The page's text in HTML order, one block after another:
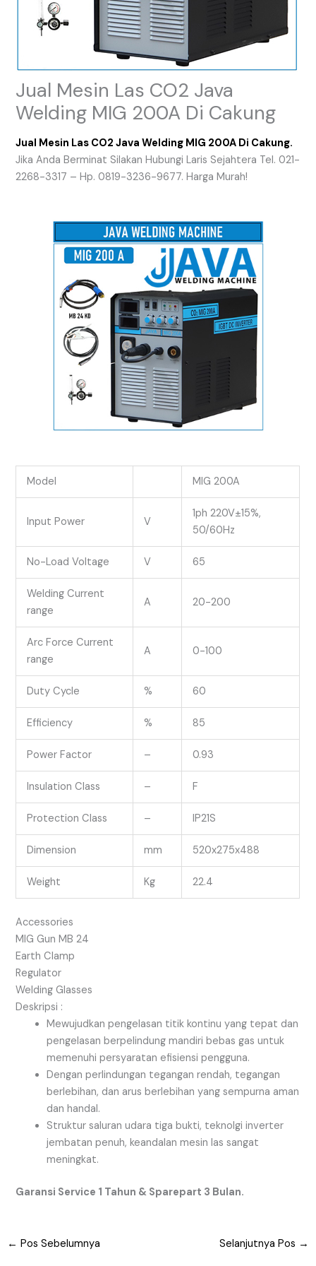
Jual Mesin Las CO2 Java
Welding MIG 200A Di Cakung
Jual Mesin Las CO2 Java Welding MIG 200A Di Cakung.
Jika Anda Berminat Silakan Hubungi Laris Sejahtera Tel. 021-
2268-3317 – Hp. 0819-3236-9677. Harga Murah!
Model MIG 200A
Input Power V
1ph 220V±15%,
50/60Hz
No-Load Voltage V 65
Welding Current
range
A 20-200
Arc Force Current
range
A 0-100
Duty Cycle % 60
Efficiency % 85
Power Factor – 0.93
Insulation Class – F
Protection Class – IP21S
Dimension mm 520x275x488
Weight Kg 22.4
Accessories
MIG Gun MB 24
Earth Clamp
Regulator
Welding Glasses
Deskripsi :
Mewujudkan pengelasan titik kontinu yang tepat dan
pengelasan berpelindung mandiri bebas gas untuk
memenuhi persyaratan efisiensi pengguna.
Dengan perlindungan tegangan rendah, tegangan
berlebihan, dan arus berlebihan yang sempurna aman
dan handal.
Struktur saluran udara tiga bukti, teknolgi inverter
jembatan penuh, keandalan mesin las sangat
meningkat.
Garansi Service 1 Tahun & Sparepart 3 Bulan.
← Pos Sebelumnya Selanjutnya Pos →